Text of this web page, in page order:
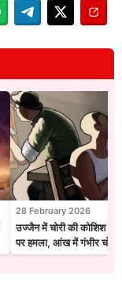
28 February 2026
उज्जैन में चोरी की कोशिश
पर हमला, आंख में गंभीर चोट